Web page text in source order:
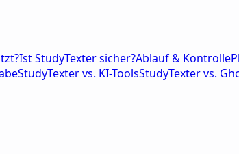
Ist StudyTexter sicher?Ablauf & Kontrolle
StudyTexter vs. KI-ToolsStudyTexter vs.